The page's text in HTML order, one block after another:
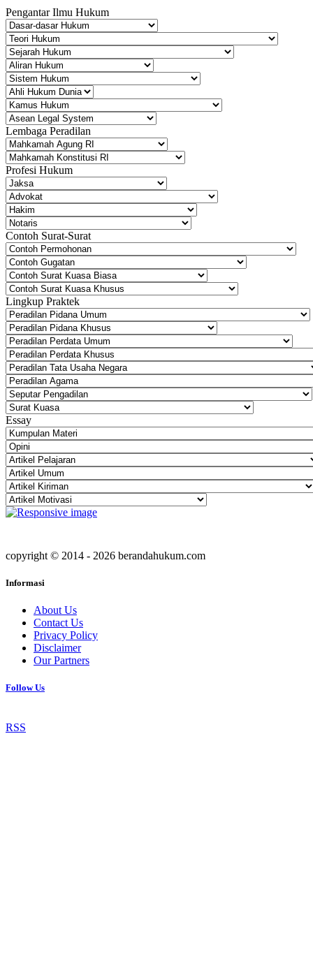
Pengantar Ilmu Hukum
Lembaga Peradilan
Profesi Hukum
Contoh Surat-Surat
Lingkup Praktek
Essay
copyright © 2014 - 2026 berandahukum.com
Informasi
About Us
Contact Us
Privacy Policy
Disclaimer
Our Partners
Follow Us
RSS